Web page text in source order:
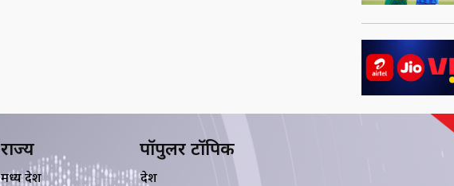
राज्य
मध्य प्रदेश
पॉपुलर टॉपिक
देश